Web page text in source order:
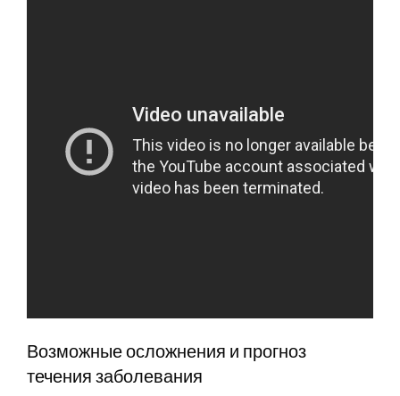
Возможные осложнения и прогноз
течения заболевания